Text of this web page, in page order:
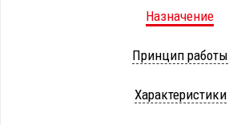
Назначение
Принцип работы
Характеристики